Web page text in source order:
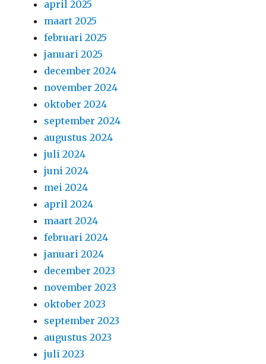
april 2025
maart 2025
februari 2025
januari 2025
december 2024
november 2024
oktober 2024
september 2024
augustus 2024
juli 2024
juni 2024
mei 2024
april 2024
maart 2024
februari 2024
januari 2024
december 2023
november 2023
oktober 2023
september 2023
augustus 2023
juli 2023